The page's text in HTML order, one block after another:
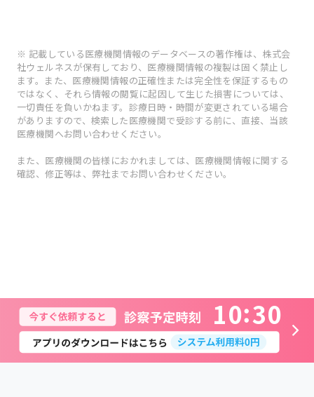
※ 記載している医療機関情報のデータベースの著作権は、株式会
社ウェルネスが保有しており、医療機関情報の複製は固く禁止し
ます。また、医療機関情報の正確性または完全性を保証するもの
ではなく、それら情報の閲覧に起因して生じた損害については、
一切責任を負いかねます。診療日時・時間が変更されている場合
がありますので、検索した医療機関で受診する前に、直接、当該
医療機関へお問い合わせください。
また、医療機関の皆様におかれましては、医療機関情報に関する
確認、修正等は、弊社までお問い合わせください。
10 30